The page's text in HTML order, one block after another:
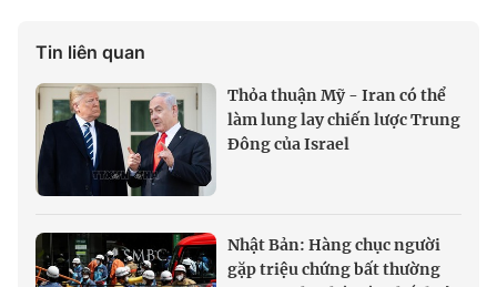
Tin liên quan
Thỏa thuận Mỹ - Iran có thể
làm lung lay chiến lược Trung
Đông của Israel
Nhật Bản: Hàng chục người
gặp triệu chứng bất thường